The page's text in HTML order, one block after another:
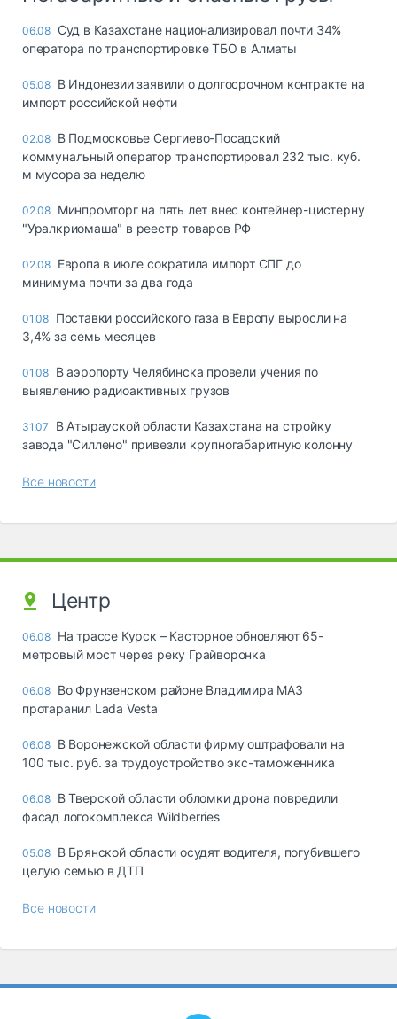
06.08 Суд в Казахстане национализировал почти 34%
оператора по транспортировке ТБО в Алматы
05.08 В Индонезии заявили о долгосрочном контракте на
импорт российской нефти
02.08 В Подмосковье Сергиево-Посадский
коммунальный оператор транспортировал 232 тыс. куб.
м мусора за неделю
02.08 Минпромторг на пять лет внес контейнер-цистерну
"Уралкриомаша" в реестр товаров РФ
02.08 Европа в июле сократила импорт СПГ до
минимума почти за два года
01.08 Поставки российского газа в Европу выросли на
3,4% за семь месяцев
01.08 В аэропорту Челябинска провели учения по
выявлению радиоактивных грузов
31.07
В Атырауской области Казахстана на стройку
завода "Силлено" привезли крупногабаритную колонну
Все новости
Центр
06.08 На трассе Курск – Касторное обновляют 65-
метровый мост через реку Грайворонка
06.08 Во Фрунзенском районе Владимира МАЗ
протаранил Lada Vesta
06.08 В Воронежской области фирму оштрафовали на
100 тыс. руб. за трудоустройство экс-таможенника
06.08 В Тверской области обломки дрона повредили
фасад логокомплекса Wildberries
05.08 В Брянской области осудят водителя, погубившего
целую семью в ДТП
Все новости